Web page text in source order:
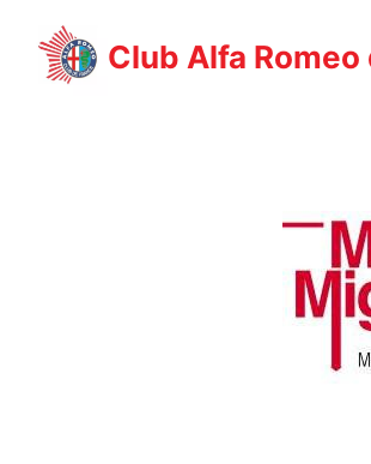
contenu
Club Alfa Romeo